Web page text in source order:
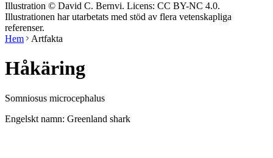
Illustration © David C. Bernvi. Licens: CC BY-NC 4.0.
Illustrationen har utarbetats med stöd av flera vetenskapliga
referenser.
Hem
Artfakta
Håkäring
Somniosus microcephalus
Engelskt namn: Greenland shark